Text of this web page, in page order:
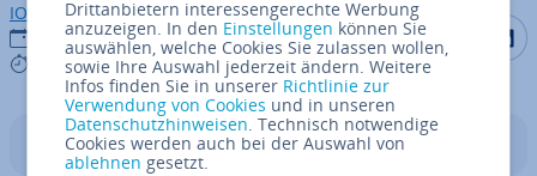
IONOS Redaktion
12.05.2023
9 mins
Auf Auf
In­halts­ver­zeich­nis
Drittanbietern interessengerechte Werbung
anzuzeigen. In den Einstellungen können Sie
auswählen, welche Cookies Sie zulassen wollen,
sowie Ihre Auswahl jederzeit ändern. Weitere
Infos finden Sie in unserer Richtlinie zur
Verwendung von Cookies und in unseren
Datenschutzhinweisen. Technisch notwendige
Cookies werden auch bei der Auswahl von
ablehnen gesetzt.